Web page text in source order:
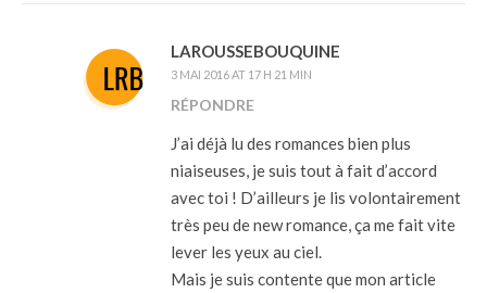
LAROUSSEBOUQUINE
3 MAI 2016 AT 17 H 21 MIN
RÉPONDRE
J’ai déjà lu des romances bien plus
niaiseuses, je suis tout à fait d’accord
avec toi ! D’ailleurs je lis volontairement
très peu de new romance, ça me fait vite
lever les yeux au ciel.
Mais je suis contente que mon article